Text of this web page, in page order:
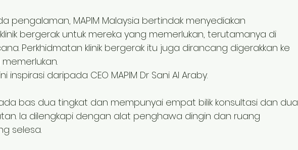
pengalaman, MAPIM Malaysia bertindak menyediakan
bergerak untuk mereka yang memerlukan, terutamanya di
Perkhidmatan klinik bergerak itu juga dirancang digerakkan ke
inspirasi daripada CEO MAPIM Dr Sani Al Araby.
bas dua tingkat dan mempunyai empat bilik konsultasi dan dua
Ia dilengkapi dengan alat penghawa dingin dan ruang
selesa.